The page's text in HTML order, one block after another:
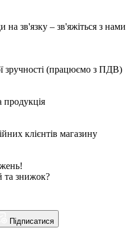
зв'язку – зв'яжіться з нами
зручності (працюємо з ПДВ)
продукція
клієнтів магазину
та знижок?
Підписатися